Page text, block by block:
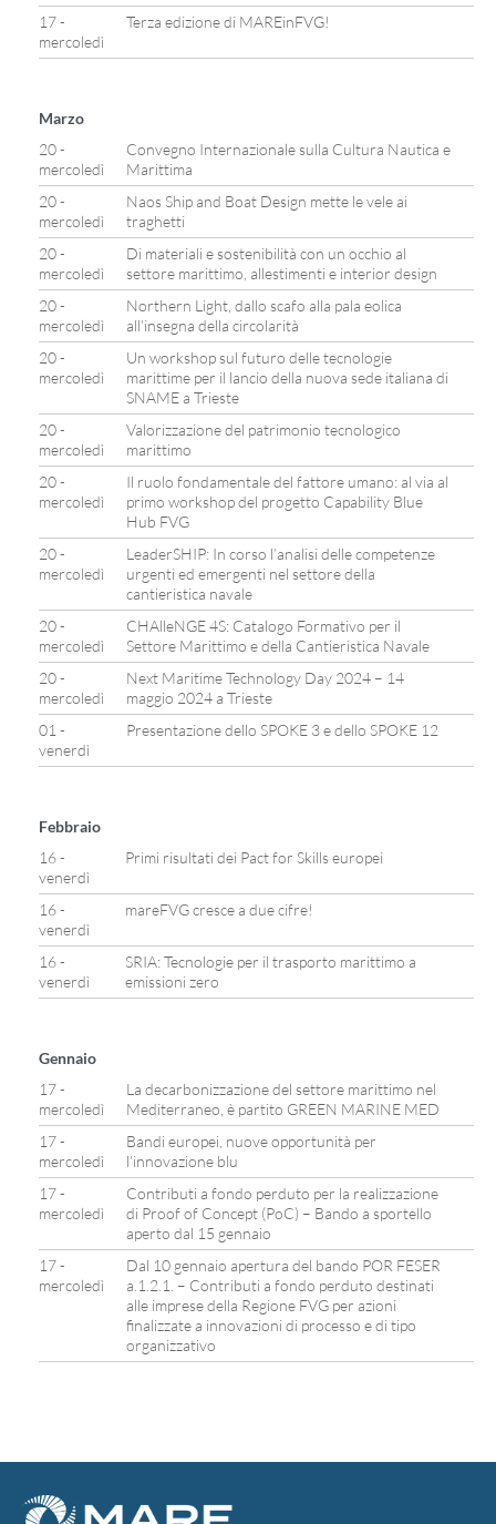
17 -
mercoledì
Terza edizione di MAREinFVG!
Marzo
20 -
mercoledì
Convegno Internazionale sulla Cultura Nautica e
Marittima
20 -
mercoledì
Naos Ship and Boat Design mette le vele ai
traghetti
20 -
mercoledì
Di materiali e sostenibilità con un occhio al
settore marittimo, allestimenti e interior design
20 -
mercoledì
Northern Light, dallo scafo alla pala eolica
all’insegna della circolarità
20 -
mercoledì
Un workshop sul futuro delle tecnologie
marittime per il lancio della nuova sede italiana di
SNAME a Trieste
20 -
mercoledì
Valorizzazione del patrimonio tecnologico
marittimo
20 -
mercoledì
Il ruolo fondamentale del fattore umano: al via al
primo workshop del progetto Capability Blue
Hub FVG
20 -
mercoledì
LeaderSHIP: In corso l’analisi delle competenze
urgenti ed emergenti nel settore della
cantieristica navale
20 -
mercoledì
CHAlleNGE 4S: Catalogo Formativo per il
Settore Marittimo e della Cantieristica Navale
20 -
mercoledì
Next Maritime Technology Day 2024 – 14
maggio 2024 a Trieste
01 -
venerdì
Presentazione dello SPOKE 3 e dello SPOKE 12
Febbraio
16 -
venerdì
Primi risultati dei Pact for Skills europei
16 -
venerdì
mareFVG cresce a due cifre!
16 -
venerdì
SRIA: Tecnologie per il trasporto marittimo a
emissioni zero
Gennaio
17 -
mercoledì
La decarbonizzazione del settore marittimo nel
Mediterraneo, è partito GREEN MARINE MED
17 -
mercoledì
Bandi europei, nuove opportunità per
l’innovazione blu
17 -
mercoledì
Contributi a fondo perduto per la realizzazione
di Proof of Concept (PoC) – Bando a sportello
aperto dal 15 gennaio
17 -
mercoledì
Dal 10 gennaio apertura del bando POR FESER
a.1.2.1. – Contributi a fondo perduto destinati
alle imprese della Regione FVG per azioni
finalizzate a innovazioni di processo e di tipo
organizzativo